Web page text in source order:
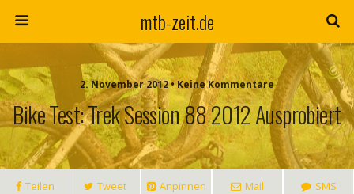
mtb-zeit.de
2. November 2012 • Keine Kommentare
Bike Test: Trek Session 88 2012 Ausprobiert
Teilen Tweet Anpinnen Mail SMS